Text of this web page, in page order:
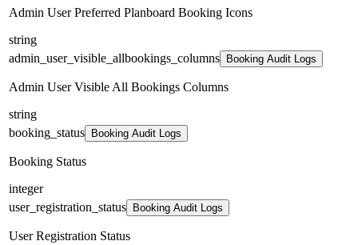
Admin User Preferred Planboard Booking Icons
string
admin_user_visible_allbookings_columns
Booking Audit Logs
Admin User Visible All Bookings Columns
string
booking_status
Booking Audit Logs
Booking Status
integer
user_registration_status
Booking Audit Logs
User Registration Status